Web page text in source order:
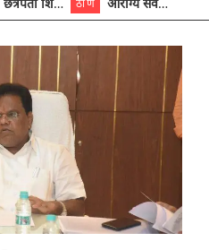
छत्रपती शिवाजी महाराज रुग्णालयात दुर्मिळ ट्युमरची यशस्वी शस्त्रक्रिया ठाणे आरोग्य सेवक (पुरुष) पदावरून ११ कर्मचाऱ्यांना आरोग्य सहाय्यक (पुरुष) पदावर पदोन्नती; मुख्य कार्यकारी अधिकारी रणजित यादव यांच्या हस्ते आदेश वितरण